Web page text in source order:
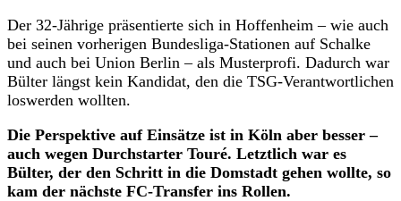
Der 32-Jährige präsentierte sich in Hoffenheim – wie auch
bei seinen vorherigen Bundesliga-Stationen auf Schalke
und auch bei Union Berlin – als Musterprofi. Dadurch war
Bülter längst kein Kandidat, den die TSG-Verantwortlichen
loswerden wollten.
Die Perspektive auf Einsätze ist in Köln aber besser –
auch wegen Durchstarter Touré. Letztlich war es
Bülter, der den Schritt in die Domstadt gehen wollte, so
kam der nächste FC-Transfer ins Rollen.